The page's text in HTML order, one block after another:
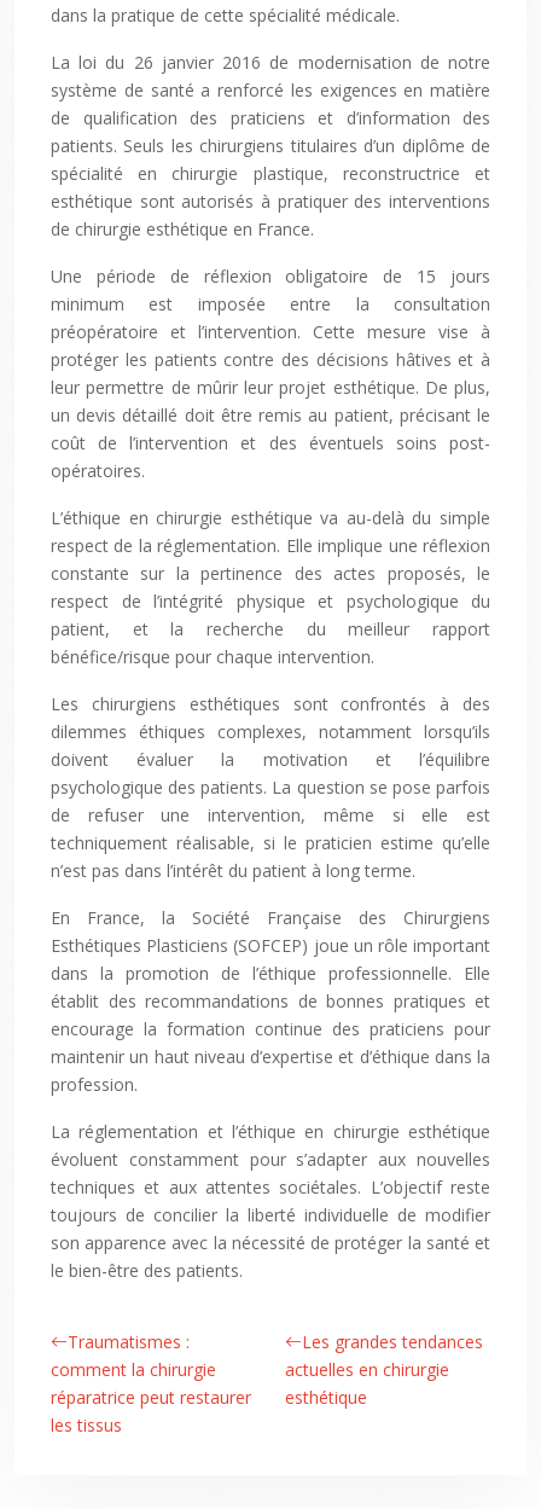
dans la pratique de cette spécialité médicale.
La loi du 26 janvier 2016 de modernisation de notre
système de santé a renforcé les exigences en matière
de qualification des praticiens et d’information des
patients. Seuls les chirurgiens titulaires d’un diplôme de
spécialité en chirurgie plastique, reconstructrice et
esthétique sont autorisés à pratiquer des interventions
de chirurgie esthétique en France.
Une période de réflexion obligatoire de 15 jours
minimum est imposée entre la consultation
préopératoire et l’intervention. Cette mesure vise à
protéger les patients contre des décisions hâtives et à
leur permettre de mûrir leur projet esthétique. De plus,
un devis détaillé doit être remis au patient, précisant le
coût de l’intervention et des éventuels soins post-
opératoires.
L’éthique en chirurgie esthétique va au-delà du simple
respect de la réglementation. Elle implique une réflexion
constante sur la pertinence des actes proposés, le
respect de l’intégrité physique et psychologique du
patient, et la recherche du meilleur rapport
bénéfice/risque pour chaque intervention.
Les chirurgiens esthétiques sont confrontés à des
dilemmes éthiques complexes, notamment lorsqu’ils
doivent évaluer la motivation et l’équilibre
psychologique des patients. La question se pose parfois
de refuser une intervention, même si elle est
techniquement réalisable, si le praticien estime qu’elle
n’est pas dans l’intérêt du patient à long terme.
En France, la Société Française des Chirurgiens
Esthétiques Plasticiens (SOFCEP) joue un rôle important
dans la promotion de l’éthique professionnelle. Elle
établit des recommandations de bonnes pratiques et
encourage la formation continue des praticiens pour
maintenir un haut niveau d’expertise et d’éthique dans la
profession.
La réglementation et l’éthique en chirurgie esthétique
évoluent constamment pour s’adapter aux nouvelles
techniques et aux attentes sociétales. L’objectif reste
toujours de concilier la liberté individuelle de modifier
son apparence avec la nécessité de protéger la santé et
le bien-être des patients.
Traumatismes :
comment la chirurgie
réparatrice peut restaurer
les tissus
Les grandes tendances
actuelles en chirurgie
esthétique